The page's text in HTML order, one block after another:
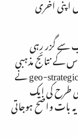
سے گزر رہی
کے نتائج مذہبی
geo-نے
طرح کی ایک
بات واضح ہوجاتی